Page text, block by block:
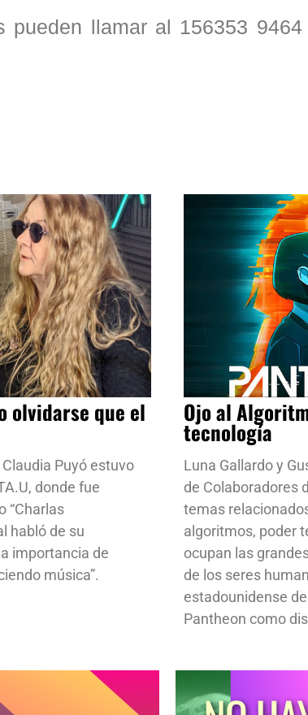
pueden llamar al 156353 9464
olvidarse que el
Puyó estuvo
donde fue
“Charlas
habló de su
importancia de
música”.
Ojo al
tecnología
Luna Gallardo y
de Colaboradores
temas
algoritmos, poder
ocupan las
de los seres
estadounidense
Pantheon como